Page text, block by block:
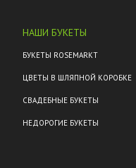
НАШИ БУКЕТЫ
БУКЕТЫ ROSEMARKT
ЦВЕТЫ В ШЛЯПНОЙ КОРОБКЕ
СВАДЕБНЫЕ БУКЕТЫ
НЕДОРОГИЕ БУКЕТЫ